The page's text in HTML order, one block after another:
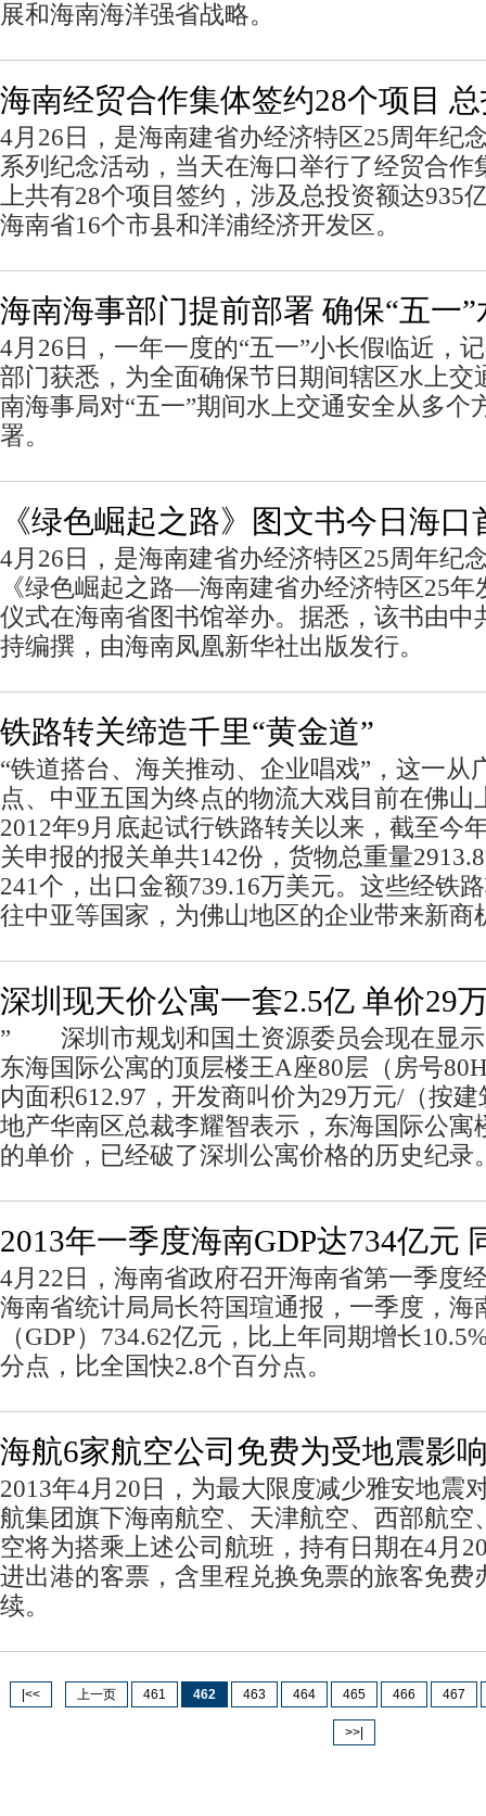
展和海南海洋强省战略。
海南经贸合作集体签约28个项目
4月26日，是海南建省办经济特区25周年纪
系列纪念活动，当天在海口举行了经贸合作
上共有28个项目签约，涉及总投资额达935
海南省16个市县和洋浦经济开发区。
海南海事部门提前部署 确保“五一
4月26日，一年一度的“五一”小长假临近，
部门获悉，为全面确保节日期间辖区水上交
南海事局对“五一”期间水上交通安全从多个
署。
《绿色崛起之路》图文书今日海口
4月26日，是海南建省办经济特区25周年纪
《绿色崛起之路—海南建省办经济特区25
仪式在海南省图书馆举办。据悉，该书由中
持编撰，由海南凤凰新华社出版发行。
铁路转关缔造千里“黄金道”
“铁道搭台、海关推动、企业唱戏”，这一从
点、中亚五国为终点的物流大戏目前在佛山
2012年9月底起试行铁路转关以来，截至今
关申报的报关单共142份，货物总重量
241个，出口金额739.16万美元。这些经铁
往中亚等国家，为佛山地区的企业带来新商
深圳现天价公寓一套2.5亿 单价29
” 深圳市规划和国土资源委员会现在显示
东海国际公寓的顶层楼王A座80层（房号
内面积612.97，开发商叫价为29万元/（按
地产华南区总裁李耀智表示，东海国际公寓
的单价，已经破了深圳公寓价格的历史纪录
2013年一季度海南GDP达734亿元
4月22日，海南省政府召开海南省第一季度
海南省统计局局长符国瑄通报，一季度，海
（GDP）734.62亿元，比上年同期增长
分点，比全国快2.8个百分点。
海航6家航空公司免费为受地震影
2013年4月20日，为最大限度减少雅安地震
航集团旗下海南航空、天津航空、西部航空
空将为搭乘上述公司航班，持有日期在4月
进出港的客票，含里程兑换免票的旅客免费
续。
|<< 上一页 461 462 463 464 465 466 467
>>|